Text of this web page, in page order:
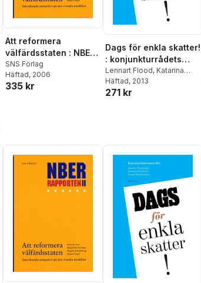
Att reformera
välfärdsstaten : NBER-
rapporten 2 :
amerikanskt
perspektiv på den
SNS Förlag
Häftad, 2006
335 kr
Dags för enkla skatter!
: konjunkturrådets
rapport 2013
Lennart Flood, Katarina
Nordblom,Daniel
Waldenström
Häftad, 2013
271 kr